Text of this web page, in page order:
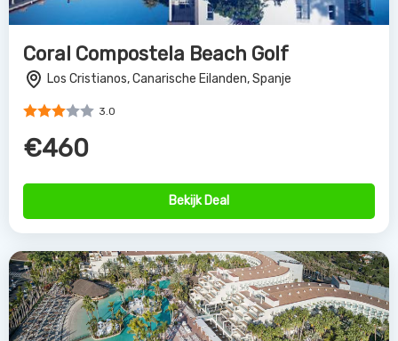
Coral Compostela Beach Golf
Los Cristianos, Canarische Eilanden, Spanje
3.0
€460
Bekijk Deal